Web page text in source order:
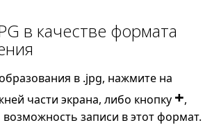
в качестве формата
в .jpg, нажмите на
части экрана, либо кнопку +,
записи в этот формат.